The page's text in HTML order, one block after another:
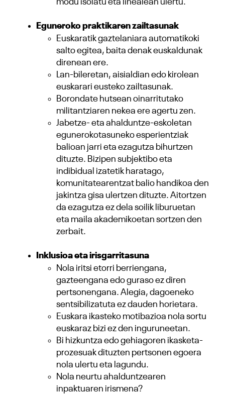
modu isolatu eta linealean ulertu.
Eguneroko praktikaren zailtasunak
Euskaratik gaztelaniara automatikoki
salto egitea, baita denak euskaldunak
direnean ere.
Lan-bileretan, aisialdian edo kirolean
euskarari eusteko zailtasunak.
Borondate hutsean oinarritutako
militantziaren nekea ere agertu zen.
Jabetze- eta ahalduntze-eskoletan
egunerokotasuneko esperientziak
balioan jarri eta ezagutza bihurtzen
dituzte. Bizipen subjektibo eta
indibidual izatetik haratago,
komunitatearentzat balio handikoa den
jakintza gisa ulertzen dituzte. Aitortzen
da ezagutza ez dela soilik liburuetan
eta maila akademikoetan sortzen den
zerbait.
Inklusioa eta irisgarritasuna
Nola iritsi etorri berriengana,
gazteengana edo guraso ez diren
pertsonengana. Alegia, dagoeneko
sentsibilizatuta ez dauden horietara.
Euskara ikasteko motibazioa nola sortu
euskaraz bizi ez den inguruneetan.
Bi hizkuntza edo gehiagoren ikasketa-
prozesuak dituzten pertsonen egoera
nola ulertu eta lagundu.
Nola neurtu ahalduntzearen
inpaktuaren irismena?